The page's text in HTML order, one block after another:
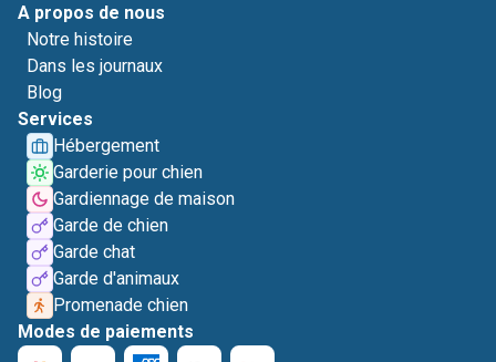
A propos de nous
Notre histoire
Dans les journaux
Blog
Services
Hébergement
Garderie pour chien
Gardiennage de maison
Garde de chien
Garde chat
Garde d'animaux
Promenade chien
Modes de paiements